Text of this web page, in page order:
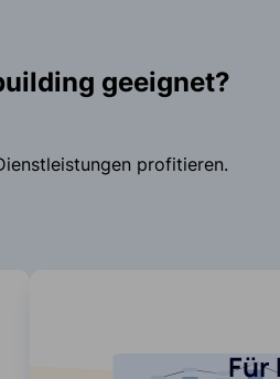
geeignet?
profitieren.